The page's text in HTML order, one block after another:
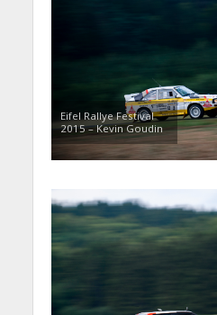
Eifel Rallye Festival
2015 – Kevin Goudin